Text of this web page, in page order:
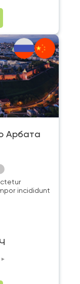
Арбата
incididunt